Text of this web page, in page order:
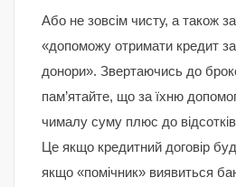
Або не зовсім чисту, а також
«допоможу отримати кредит за
донори». Звертаючись до
пам’ятайте, що за їхню
чималу суму плюс до
Це якщо кредитний договір
якщо «помічник» виявиться